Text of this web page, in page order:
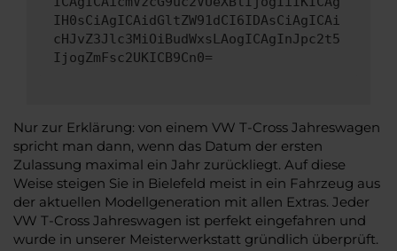
IH0sCiAgICAidGltZW91dCI6IDAsCiAgICAi
cHJvZ3Jlc3MiOiBudWxsLAogICAgInJpc2t5
IjogZmFsc2UKICB9Cn0=
Nur zur Erklärung: von einem VW T-Cross Jahreswagen
spricht man dann, wenn das Datum der ersten
Zulassung maximal ein Jahr zurückliegt. Auf diese
Weise steigen Sie in Bielefeld meist in ein Fahrzeug aus
der aktuellen Modellgeneration mit allen Extras. Jeder
VW T-Cross Jahreswagen ist perfekt eingefahren und
wurde in unserer Meisterwerkstatt gründlich überprüft.